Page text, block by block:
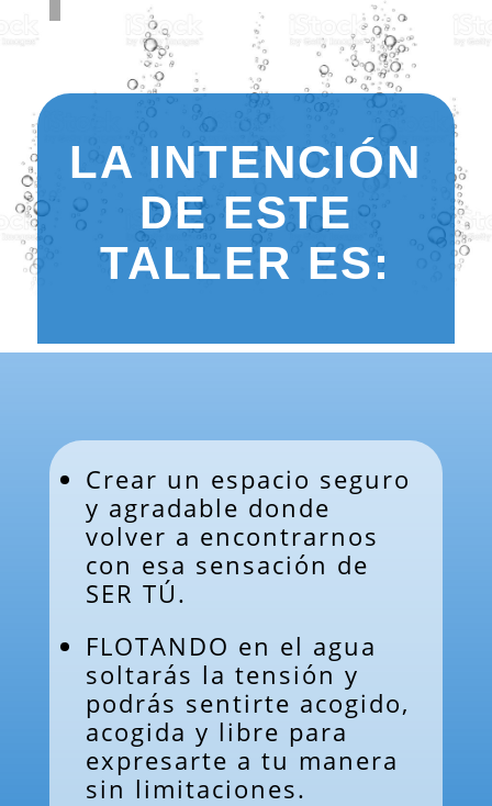
LA INTENCIÓN
DE ESTE
TALLER ES:
Crear un espacio seguro
y agradable donde
volver a encontrarnos
con esa sensación de
SER TÚ.
FLOTANDO en el agua
soltarás la tensión y
podrás sentirte acogido,
acogida y libre para
expresarte a tu manera
sin limitaciones.